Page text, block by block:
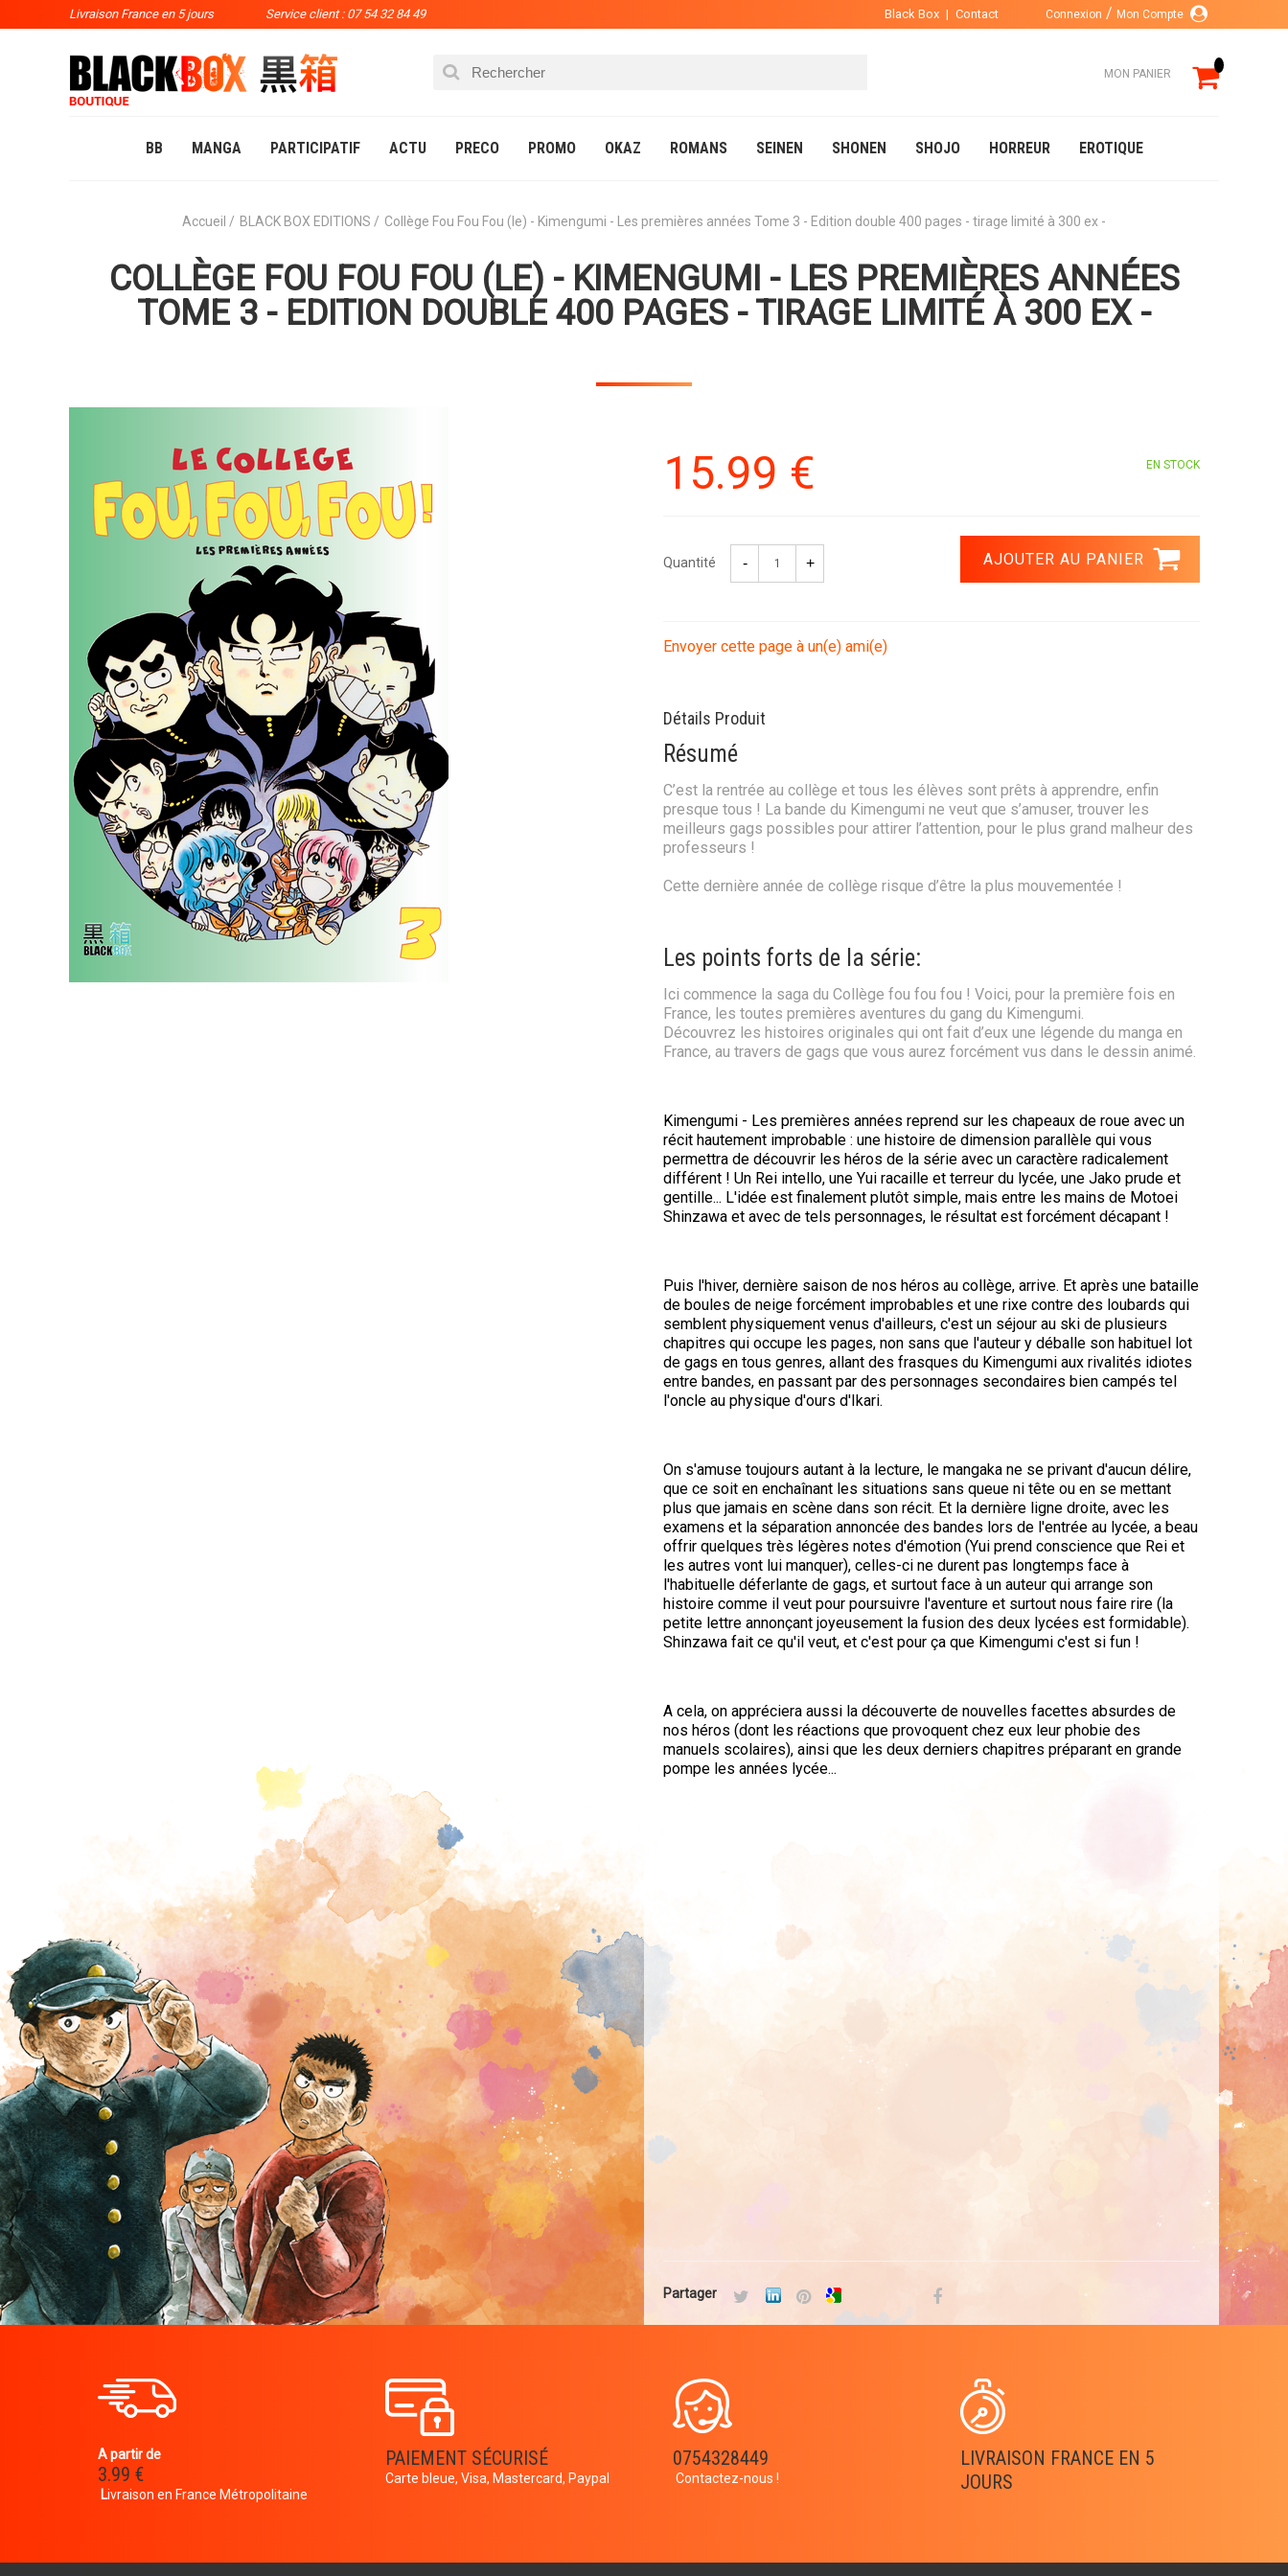
Livraison France en 5 jours Service client : 07 54 32 84 49 Black Box | Contact Connexion Mon Compte
MON PANIER
BB MANGA PARTICIPATIF ACTU PRECO PROMO OKAZ ROMANS SEINEN SHONEN SHOJO HORREUR EROTIQUE
Accueil BLACK BOX EDITIONS Collège Fou Fou Fou (le) - Kimengumi - Les premières années Tome 3 - Edition double 400 pages - tirage limité à 300 ex -
COLLÈGE FOU FOU FOU (LE) - KIMENGUMI - LES PREMIÈRES ANNÉES
TOME 3 - EDITION DOUBLE 400 PAGES - TIRAGE LIMITÉ À 300 EX -
15.99 € EN STOCK
Quantité
Envoyer cette page à un(e) ami(e)
Détails Produit
Résumé
C’est la rentrée au collège et tous les élèves sont prêts à apprendre, enfin
presque tous ! La bande du Kimengumi ne veut que s’amuser, trouver les
meilleurs gags possibles pour attirer l’attention, pour le plus grand malheur des
professeurs !
Cette dernière année de collège risque d’être la plus mouvementée !
Les points forts de la série:
Ici commence la saga du Collège fou fou fou ! Voici, pour la première fois en
France, les toutes premières aventures du gang du Kimengumi.
Découvrez les histoires originales qui ont fait d’eux une légende du manga en
France, au travers de gags que vous aurez forcément vus dans le dessin animé.
Kimengumi - Les premières années reprend sur les chapeaux de roue avec un
récit hautement improbable : une histoire de dimension parallèle qui vous
permettra de découvrir les héros de la série avec un caractère radicalement
différent ! Un Rei intello, une Yui racaille et terreur du lycée, une Jako prude et
gentille... L'idée est finalement plutôt simple, mais entre les mains de Motoei
Shinzawa et avec de tels personnages, le résultat est forcément décapant !
Puis l'hiver, dernière saison de nos héros au collège, arrive. Et après une bataille
de boules de neige forcément improbables et une rixe contre des loubards qui
semblent physiquement venus d'ailleurs, c'est un séjour au ski de plusieurs
chapitres qui occupe les pages, non sans que l'auteur y déballe son habituel lot
de gags en tous genres, allant des frasques du Kimengumi aux rivalités idiotes
entre bandes, en passant par des personnages secondaires bien campés tel
l'oncle au physique d'ours d'Ikari.
On s'amuse toujours autant à la lecture, le mangaka ne se privant d'aucun délire,
que ce soit en enchaînant les situations sans queue ni tête ou en se mettant
plus que jamais en scène dans son récit. Et la dernière ligne droite, avec les
examens et la séparation annoncée des bandes lors de l'entrée au lycée, a beau
offrir quelques très légères notes d'émotion (Yui prend conscience que Rei et
les autres vont lui manquer), celles-ci ne durent pas longtemps face à
l'habituelle déferlante de gags, et surtout face à un auteur qui arrange son
histoire comme il veut pour poursuivre l'aventure et surtout nous faire rire (la
petite lettre annonçant joyeusement la fusion des deux lycées est formidable).
Shinzawa fait ce qu'il veut, et c'est pour ça que Kimengumi c'est si fun !
A cela, on appréciera aussi la découverte de nouvelles facettes absurdes de
nos héros (dont les réactions que provoquent chez eux leur phobie des
manuels scolaires), ainsi que les deux derniers chapitres préparant en grande
pompe les années lycée...
Partager
A partir de
3.99 €
Livraison en France Métropolitaine
PAIEMENT SÉCURISÉ
Carte bleue, Visa, Mastercard, Paypal
0754328449
Contactez-nous !
LIVRAISON FRANCE EN 5
JOURS